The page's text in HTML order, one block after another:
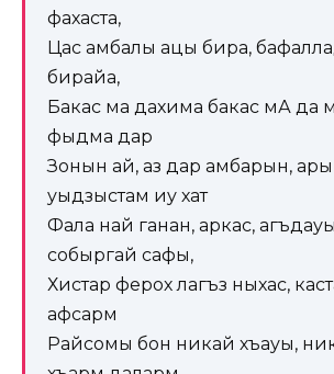
фахаста,
Цас амбалы ацы бира,
бирайа,
Бакас ма дахима бакас мА да
фыдма дар
Зонын ай, аз дар амбарын,
уыдзыстам иу хат
Фала най ганан, аркас,
собыргай сафы,
Хистар ферох лагъз ныхас,
афсарм
Райсомы бон никай хъауы,